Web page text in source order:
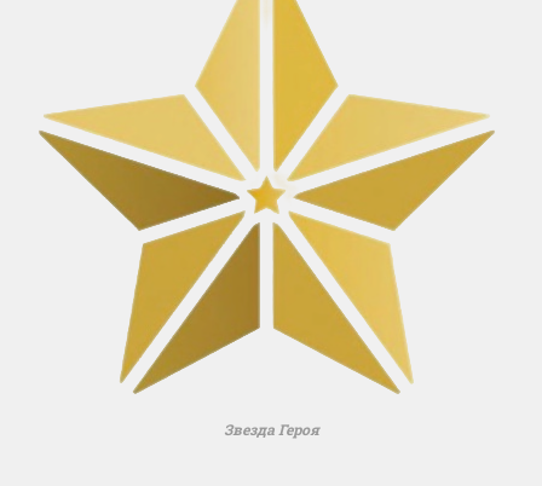
Звезда Героя